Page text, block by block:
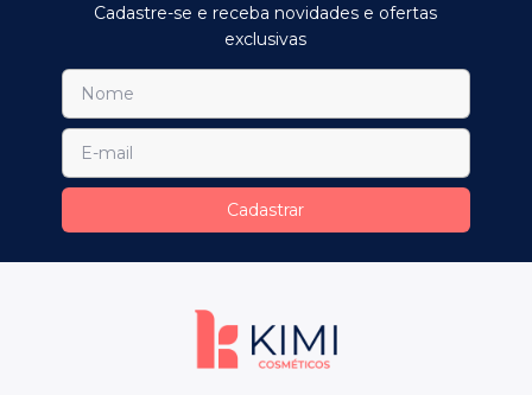
Cadastre-se e receba novidades e ofertas
exclusivas